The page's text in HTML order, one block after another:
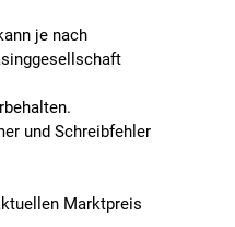
je nach
und Schreibfehler
Marktpreis